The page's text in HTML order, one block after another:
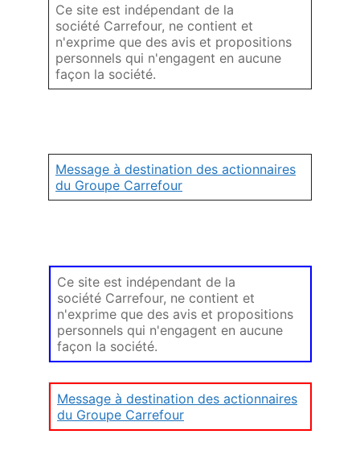
Ce site est indépendant de la
société Carrefour, ne contient et
n'exprime que des avis et propositions
personnels qui n'engagent en aucune
façon la société.
Message à destination des actionnaires
du Groupe Carrefour
Ce site est indépendant de la
société Carrefour, ne contient et
n'exprime que des avis et propositions
personnels qui n'engagent en aucune
façon la société.
Message à destination des actionnaires
du Groupe Carrefour